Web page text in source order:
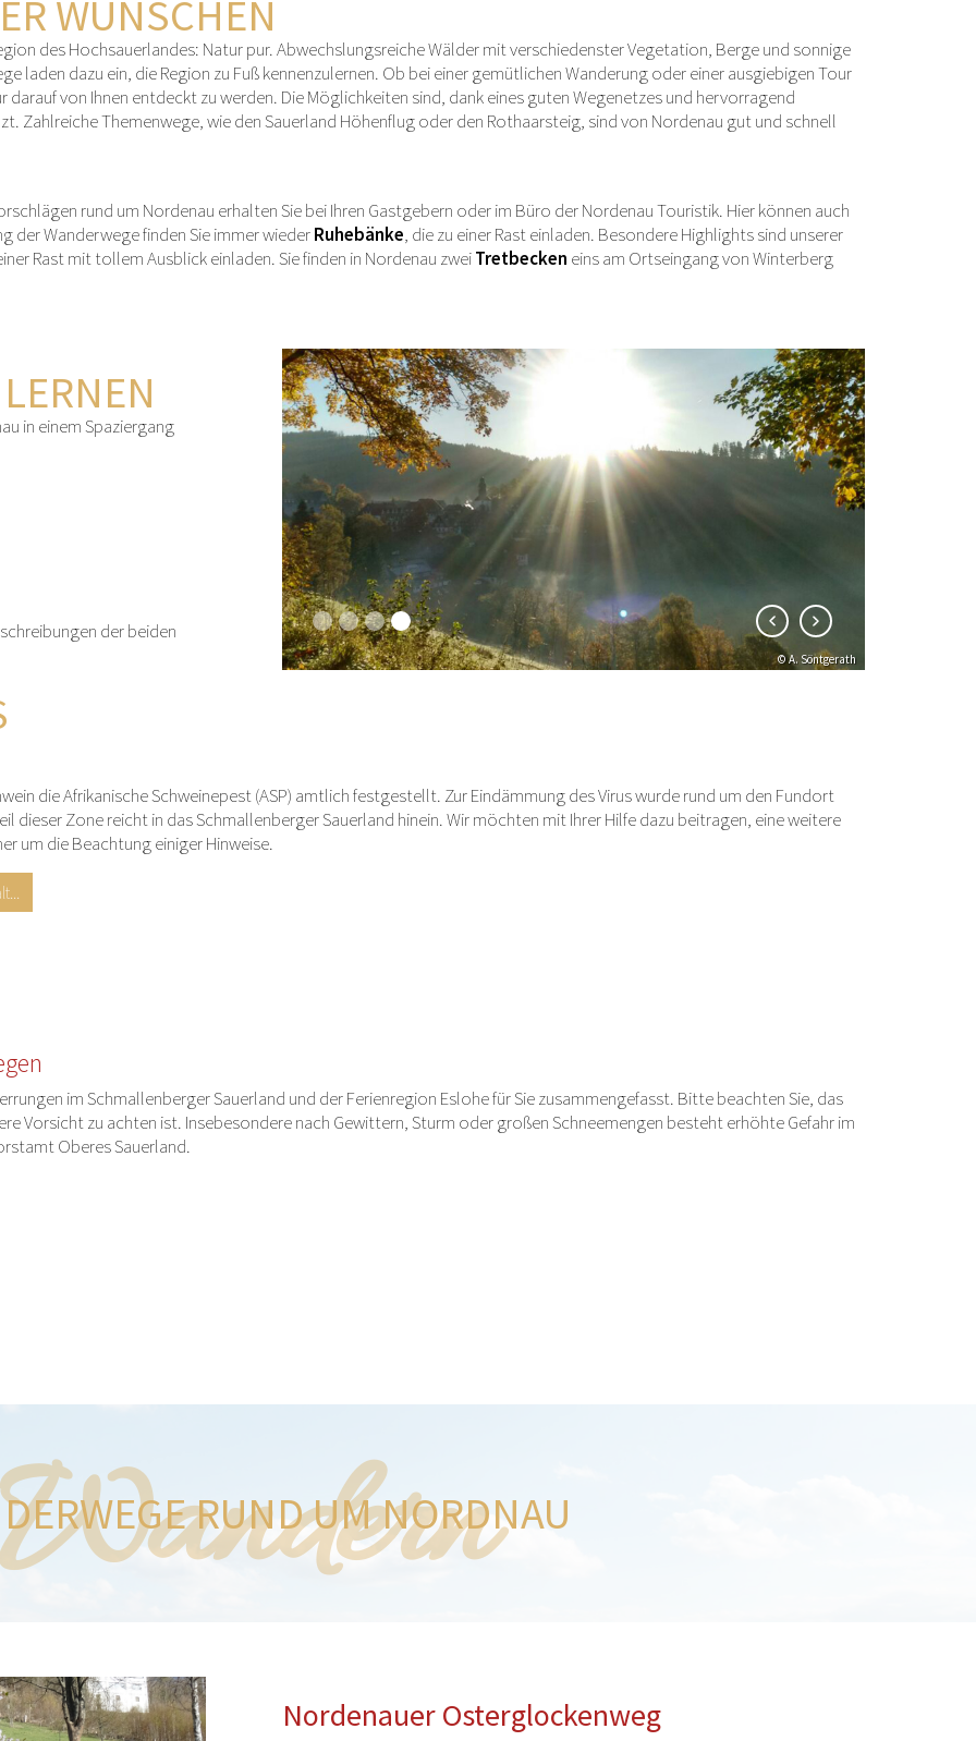
WÜNSCHEN
des Hochsauerlandes: Natur pur. Abwechslungsreiche Wälder mit verschiedenster Vegetation, Berge und sonnige
laden dazu ein, die Region zu Fuß kennenzulernen. Ob bei einer gemütlichen Wanderung oder einer ausgiebigen Tour
von Ihnen entdeckt zu werden. Die Möglichkeiten sind, dank eines guten Wegenetzes und hervorragend
Zahlreiche Themenwege, wie den Sauerland Höhenflug oder den Rothaarsteig, sind von Nordenau gut und schnell
rund um Nordenau erhalten Sie bei Ihren Gastgebern oder im Büro der Nordenau Touristik. Hier können auch
der Wanderwege finden Sie immer wiederRuhebänke, die zu einer Rast einladen. Besondere Highlights sind unserer
Rast mit tollem Ausblick einladen. Sie finden in Nordenau zweiTretbecken eins am Ortseingang von Winterberg
in einem Spaziergang
der beiden
© A. Söntgerath
die Afrikanische Schweinepest (ASP) amtlich festgestellt. Zur Eindämmung des Virus wurde rund um den Fundort
dieser Zone reicht in das Schmallenberger Sauerland hinein. Wir möchten mit Ihrer Hilfe dazu beitragen, eine weitere
um die Beachtung einiger Hinweise.
im Schmallenberger Sauerland und der Ferienregion Eslohe für Sie zusammengefasst. Bitte beachten Sie, das
Vorsicht zu achten ist. Insebesondere nach Gewittern, Sturm oder großen Schneemengen besteht erhöhte Gefahr im
Oberes Sauerland.
RUND UM NORDNAU
Nordenauer Osterglockenweg